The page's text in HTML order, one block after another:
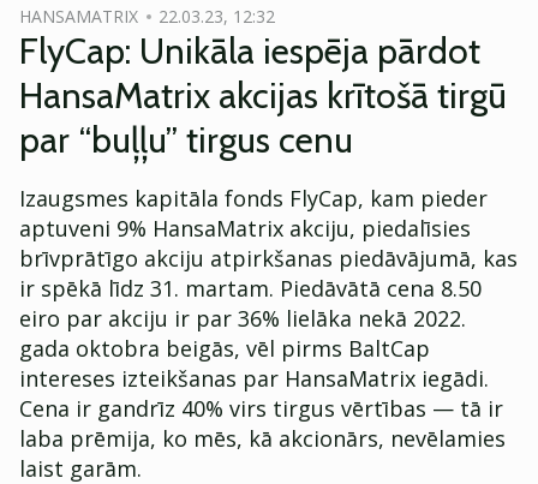
HANSAMATRIX 22.03.23, 12:32
FlyCap: Unikāla iespēja pārdot
HansaMatrix akcijas krītošā tirgū
par “buļļu” tirgus cenu
Izaugsmes kapitāla fonds FlyCap, kam pieder
aptuveni 9% HansaMatrix akciju, piedalīsies
brīvprātīgo akciju atpirkšanas piedāvājumā, kas
ir spēkā līdz 31. martam. Piedāvātā cena 8.50
eiro par akciju ir par 36% lielāka nekā 2022.
gada oktobra beigās, vēl pirms BaltCap
intereses izteikšanas par HansaMatrix iegādi.
Cena ir gandrīz 40% virs tirgus vērtības — tā ir
laba prēmija, ko mēs, kā akcionārs, nevēlamies
laist garām.